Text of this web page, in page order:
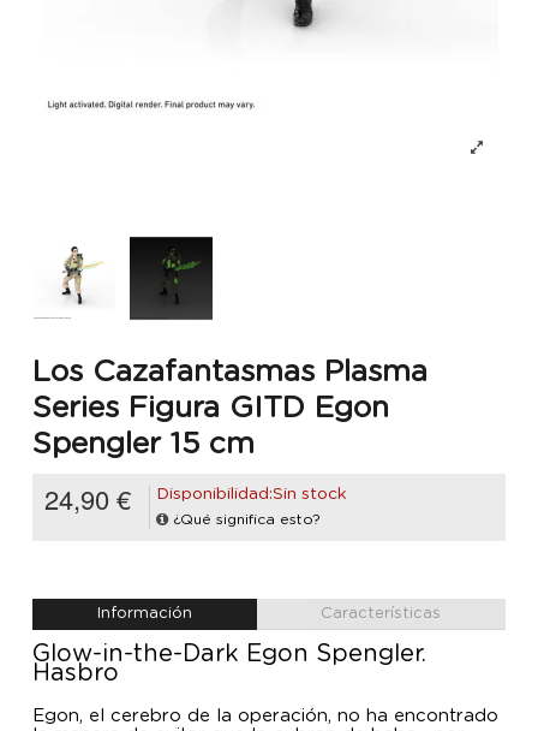
Los Cazafantasmas Plasma
Series Figura GITD Egon
Spengler 15 cm
24,90 € Disponibilidad:Sin stock
¿Qué significa esto?
Información Características
Glow-in-the-Dark Egon Spengler.
Hasbro
Egon, el cerebro de la operación, no ha encontrado